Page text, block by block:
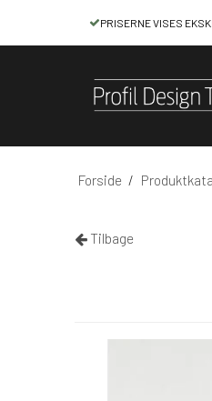
PRISERNE VISES
Forside /
Tilbage